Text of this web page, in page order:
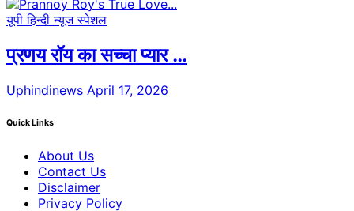
यूपी हिन्दी न्यूज स्पेशल
प्रणय रॉय का सच्चा प्यार …
Uphindinews April 17, 2026
Quick Links
About Us
Contact Us
Disclaimer
Privacy Policy